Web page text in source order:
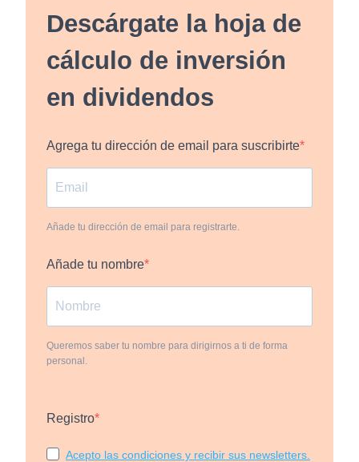
Descárgate la hoja de
cálculo de inversión
en dividendos
Agrega tu dirección de email para suscribirte
Añade tu dirección de email para registrarte.
Añade tu nombre
Queremos saber tu nombre para dirigirnos a ti de forma
personal.
Registro
Acepto las condiciones y recibir sus newsletters.